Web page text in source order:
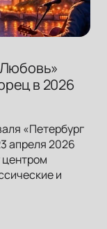
в 2026
«Петербург
апреля 2026
и